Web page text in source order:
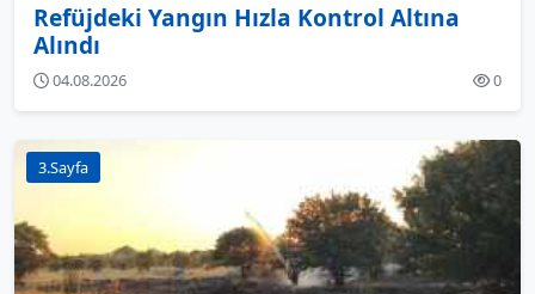
Refüjdeki Yangın Hızla Kontrol Altına
Alındı
04.08.2026 0
3.Sayfa